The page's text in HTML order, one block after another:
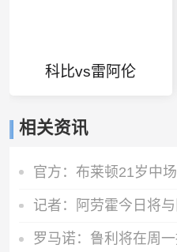
科比vs雷阿伦
相关资讯
罗马诺：鲁利将在周